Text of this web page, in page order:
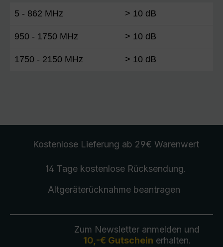
5 - 862 MHz > 10 dB
950 - 1750 MHz > 10 dB
1750 - 2150 MHz > 10 dB
Kostenlose Lieferung ab 29€ Warenwert
14 Tage kostenlose Rücksendung.
Altgeräterücknahmebeantragen
Zum Newsletter anmelden und
10,-€ Gutschein erhalten.